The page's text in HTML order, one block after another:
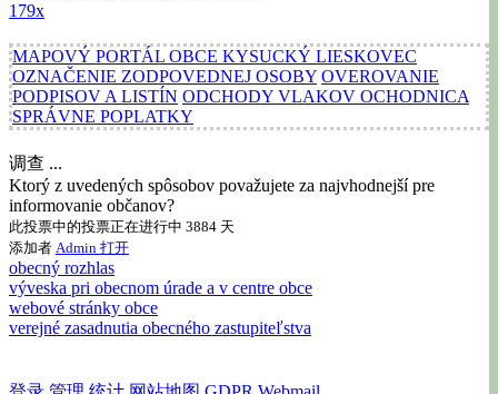
179x
MAPOVÝ PORTÁL OBCE KYSUCKÝ LIESKOVEC
OZNAČENIE ZODPOVEDNEJ OSOBY OVEROVANIE
PODPISOV A LISTÍN ODCHODY VLAKOV OCHODNICA
SPRÁVNE POPLATKY
调查 ...
Ktorý z uvedených spôsobov považujete za najvhodnejší pre
informovanie občanov?
此投票中的投票正在进行中 3884 天
添加者 Admin 打开
obecný rozhlas
výveska pri obecnom úrade a v centre obce
webové stránky obce
verejné zasadnutia obecného zastupiteľstva